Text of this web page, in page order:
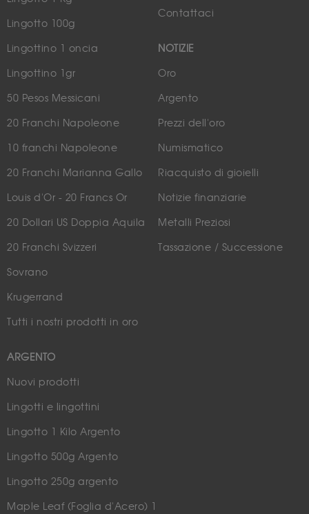
Lingotto 100g
Lingottino 1 oncia
Lingottino 1gr
50 Pesos Messicani
20 Franchi Napoleone
10 franchi Napoleone
20 Franchi Marianna Gallo
Louis d'Or - 20 Francs Or
20 Dollari US Doppia Aquila
20 Franchi Svizzeri
Sovrano
Krugerrand
Tutti i nostri prodotti in oro
ARGENTO
Nuovi prodotti
Lingotti e lingottini
Lingotto 1 Kilo Argento
Lingotto 500g Argento
Lingotto 250g argento
Maple Leaf (Foglia d'Acero) 1
Contattaci
NOTIZIE
Oro
Argento
Prezzi dell'oro
Numismatico
Riacquisto di gioielli
Notizie finanziarie
Metalli Preziosi
Tassazione / Successione